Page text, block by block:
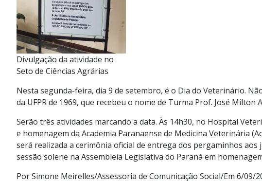
Divulgação da atividade no
Seto de Ciências Agrárias
Nesta segunda-feira, dia 9 de setembro, é o Dia do Veterinário.
da UFPR de 1969, que recebeu o nome de Turma Prof. José Milton
Serão três atividades marcando a data. Às 14h30, no Hospital
e homenagem da Academia Paranaense de Medicina Veterinária
será realizada a cerimônia oficial de entrega dos pergaminhos
sessão solene na Assembleia Legislativa do Paraná em
Por Simone Meirelles/Assessoria de Comunicação Social/Em 6/09/